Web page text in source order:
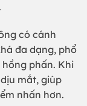
có cánh
đa dạng, phổ
phấn. Khi
mắt, giúp
nhấn hơn.